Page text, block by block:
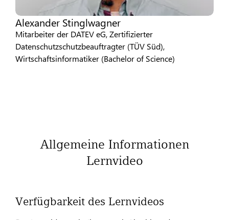
Alexander Stinglwagner
Mitarbeiter der DATEV eG, Zertifizierter
Datenschutzschutzbeauftragter (TÜV Süd),
Wirtschaftsinformatiker (Bachelor of Science)
Allgemeine Informationen
Lernvideo
Verfügbarkeit des Lernvideos